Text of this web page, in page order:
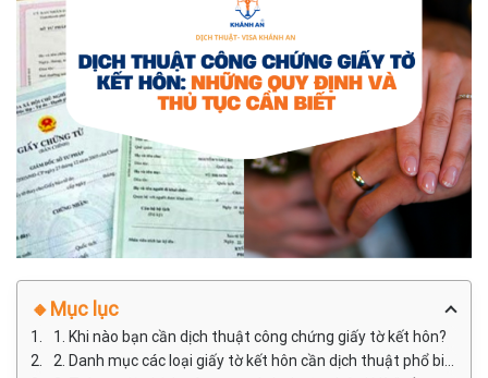
🔸Mục lục
1. Khi nào bạn cần dịch thuật công chứng giấy tờ kết hôn?
2. Danh mục các loại giấy tờ kết hôn cần dịch thuật phổ biến